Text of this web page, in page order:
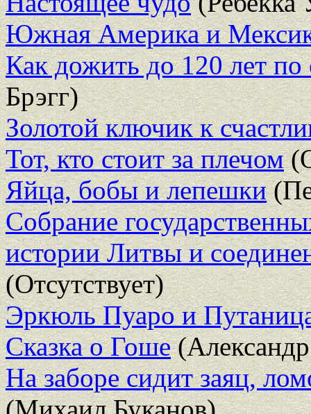
Южная Америка и
Как дожить до 120 лет по
Брэгг)
Золотой ключик к
Тот, кто стоит за плечом
Яйца, бобы и лепешки
Собрание
истории Литвы и
(Отсутствует)
Эркюль Пуаро и
Сказка о Гоше
На заборе сидит заяц,